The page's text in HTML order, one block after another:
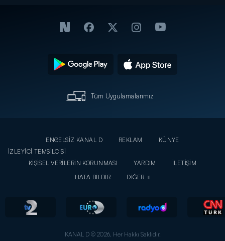
Tüm Uygulamalarımız
ENGELSİZ KANAL D REKLAM
KÜNYE
İZLEYİCİ TEMSİLCİSİ
KİŞİSEL VERİLERİN KORUNMASI
YARDIM
İLETİŞİM
HATA BİLDİR
DİĞER
KANAL D © 2026. Her Hakkı Saklıdır.